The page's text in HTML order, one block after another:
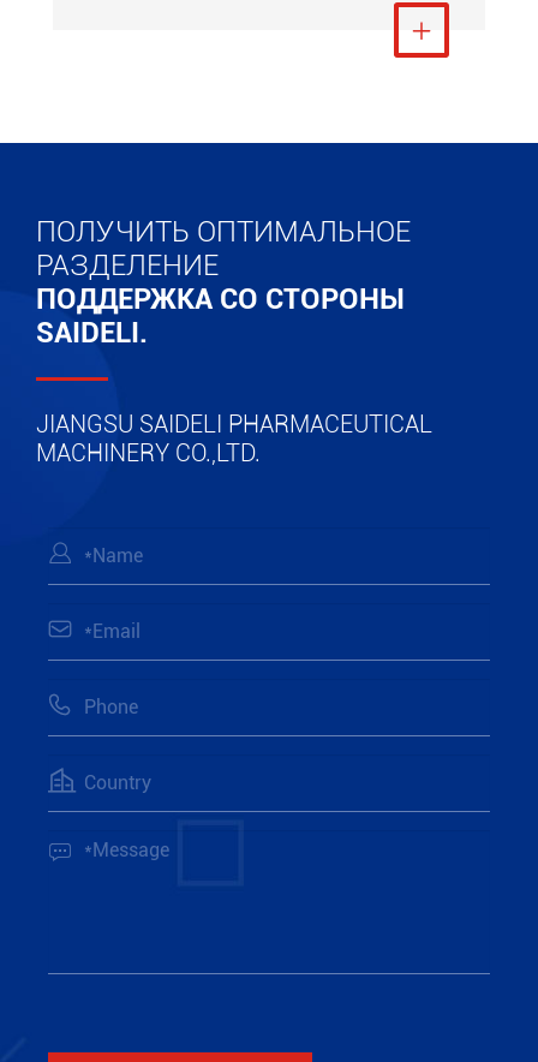
Посмотреть ещё

ПОЛУЧИТЬ ОПТИМАЛЬНОЕ
РАЗДЕЛЕНИЕ
ПОДДЕРЖКА СО СТОРОНЫ
SAIDELI.
JIANGSU SAIDELI PHARMACEUTICAL
MACHINERY CO.,LTD.




